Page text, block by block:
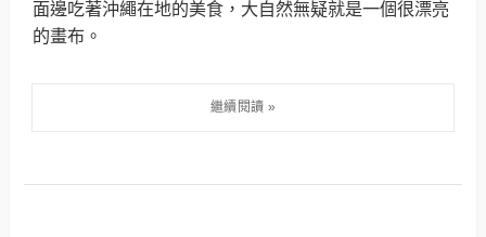
面邊吃著沖繩在地的美食，大自然無疑就是一個很漂亮
的畫布。